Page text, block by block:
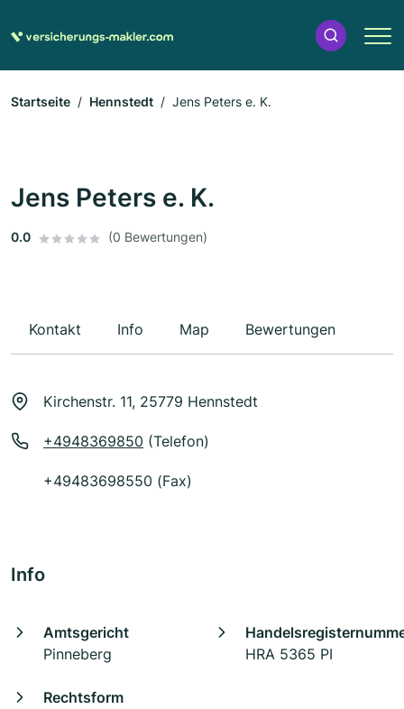
Startseite Hennstedt Jens Peters e. K.
Jens Peters e. K.
0.0 (0 Bewertungen)
Kontakt Info Map Bewertungen
Kirchenstr. 11, 25779 Hennstedt
+4948369850 (Telefon)
+49483698550 (Fax)
Info
Amtsgericht
Pinneberg
HRA 5365 PI
Rechtsform